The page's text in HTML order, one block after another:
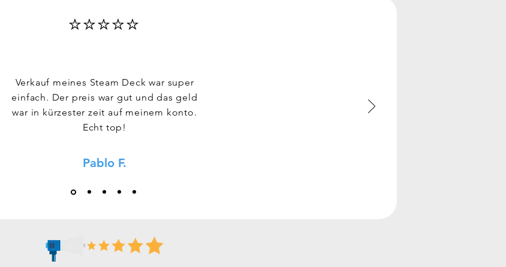
⭐⭐⭐⭐⭐
Verkauf meines Steam Deck war super
einfach. Der preis war gut und das geld
war in kürzester zeit auf meinem konto.
Echt top!
Pablo F.